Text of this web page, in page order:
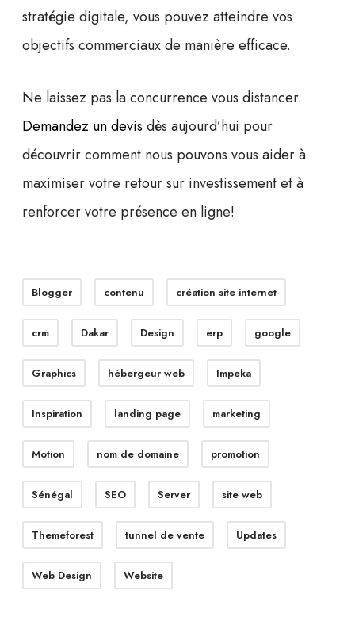
stratégie digitale, vous pouvez atteindre vos
objectifs commerciaux de manière efficace.
Ne laissez pas la concurrence vous distancer.
Demandez un devis dès aujourd’hui pour
découvrir comment nous pouvons vous aider à
maximiser votre retour sur investissement et à
renforcer votre présence en ligne!
Blogger contenu création site internet
crm Dakar Design erp google
Graphics hébergeur web Impeka
Inspiration landing page marketing
Motion nom de domaine promotion
Sénégal SEO Server site web
Themeforest tunnel de vente Updates
Web Design Website